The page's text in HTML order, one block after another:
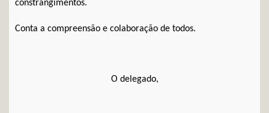
constrangimentos.
Conta a compreensão e colaboração de todos.
O delegado,